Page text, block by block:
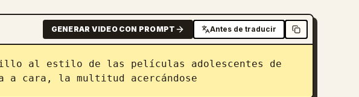
GENERAR VIDEO CON PROMPT Antes de traducir
al estilo de las películas adolescentes de
a cara, la multitud acercándose